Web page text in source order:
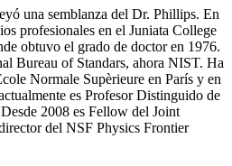
una semblanza del Dr. Phillips. En
profesionales en el Juniata College
obtuvo el grado de doctor en 1976.
Bureau of Standars, ahora NIST. Ha
Normale Supèrieure en París y en
es Profesor Distinguido de
2008 es Fellow del Joint
del NSF Physics Frontier